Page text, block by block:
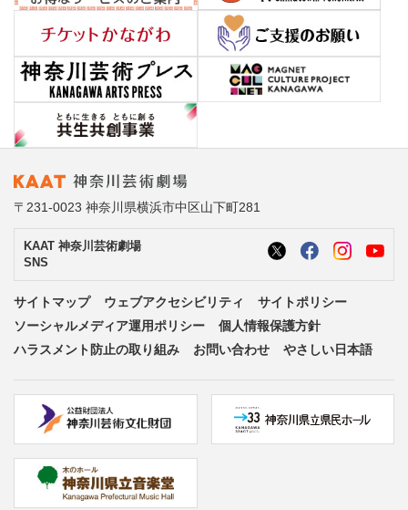
〒231-0023 神奈川県横浜市中区山下町281
KAAT 神奈川芸術劇場
SNS
サイトマップ ウェブアクセシビリティ
サイトポリシー
ソーシャルメディア運用ポリシー
個人情報保護方針
ハラスメント防止の取り組み
お問い合わせ やさしい日本語